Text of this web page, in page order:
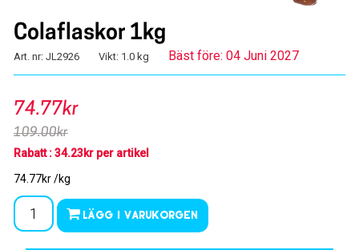
Colaflaskor 1kg
Art. nr: JL2926 Vikt: 1.0 kg Bäst före: 04 Juni 2027
74.77kr
109.00kr
Rabatt : 34.23kr per artikel
74.77kr /kg
Lägg i varukorgen